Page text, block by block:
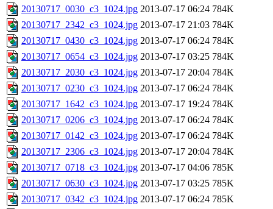
20130717_0030_c3_1024.jpg 2013-07-17 06:24 784K
20130717_2342_c3_1024.jpg 2013-07-17 21:03 784K
20130717_0430_c3_1024.jpg 2013-07-17 06:24 784K
20130717_0654_c3_1024.jpg 2013-07-17 03:25 784K
20130717_2030_c3_1024.jpg 2013-07-17 20:04 784K
20130717_0230_c3_1024.jpg 2013-07-17 06:24 784K
20130717_1642_c3_1024.jpg 2013-07-17 19:24 784K
20130717_0206_c3_1024.jpg 2013-07-17 06:24 784K
20130717_0142_c3_1024.jpg 2013-07-17 06:24 784K
20130717_2306_c3_1024.jpg 2013-07-17 20:04 784K
20130717_0718_c3_1024.jpg 2013-07-17 04:06 785K
20130717_0630_c3_1024.jpg 2013-07-17 03:25 785K
20130717_0342_c3_1024.jpg 2013-07-17 06:24 785K